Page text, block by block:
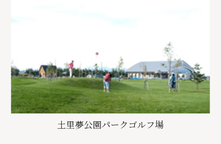
土里夢公園パークゴルフ場